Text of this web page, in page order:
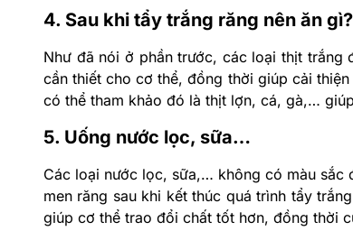
4. Sau khi tẩy trắng răng nên ăn
Như đã nói ở phần trước, các loại thịt
cần thiết cho cơ thể, đồng thời giúp cải
có thể tham khảo đó là thịt lợn, cá, gà,…
5. Uống nước lọc, sữa…
Các loại nước lọc, sữa,… không có màu
men răng sau khi kết thúc quá trình tẩy
giúp cơ thể trao đổi chất tốt hơn, đồng thời